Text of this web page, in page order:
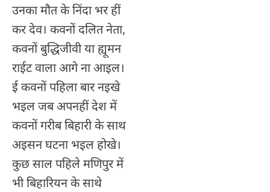
उनका मौत के निंदा भर हीं
कर देव। कवनों दलित नेता,
कवनों बुद्धिजीवी या ह्यूमन
राईट वाला आगे ना आइल।
ई कवनों पहिला बार नइखे
भइल जब अपनहीं देश में
कवनों गरीब बिहारी के साथ
अइसन घटना भइल होखे।
कुछ साल पहिले मणिपुर में
भी बिहारियन के साथे